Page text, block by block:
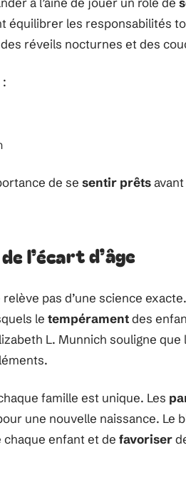
équilibrer les responsabilités
réveils nocturnes et des
de se sentir prêts
l’écart d’âge
pas d’une science
le tempéramentdes
L. Munnich souligne que
famille est unique. Les
une nouvelle naissance. Le
chaque enfant et de favoriser